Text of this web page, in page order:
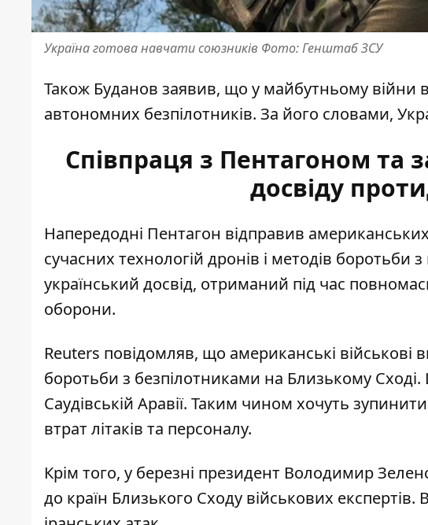
Україна готова навчати союзників Фото: Генштаб ЗСУ
Також Буданов заявив, що у майбутньому війни
автономних безпілотників. За його словами,
Співпраця з Пентагоном та
досвіду
Напередодні Пентагон відправив
сучасних технологій дронів і методів
український досвід, отриманий під час
оборони.
Reuters повідомляв, що американські військові
боротьби з безпілотниками на Близькому
Саудівській Аравії. Таким чином хочуть
втрат літаків та персоналу.
Крім того, у березні президент Володимир
до країн Близького Сходу військових експертів.